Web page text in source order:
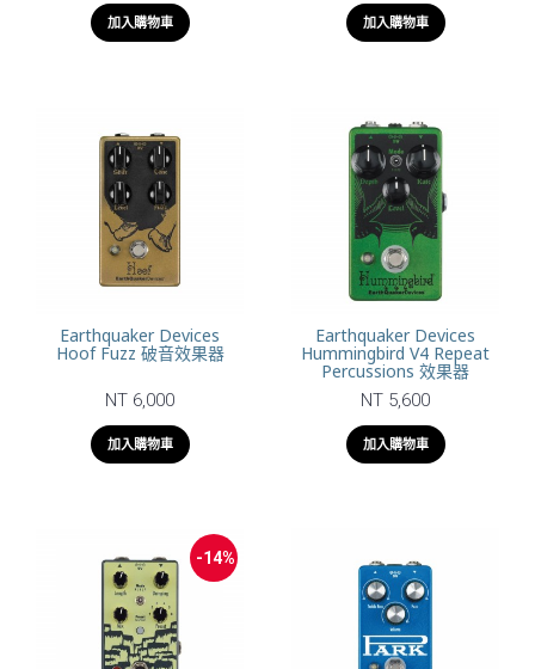
加入購物車 加入購物車
Earthquaker Devices
Hoof Fuzz 破音效果器
NT 6,000
加入購物車
Earthquaker Devices
Hummingbird V4 Repeat
Percussions 效果器
NT 5,600
加入購物車
-14%